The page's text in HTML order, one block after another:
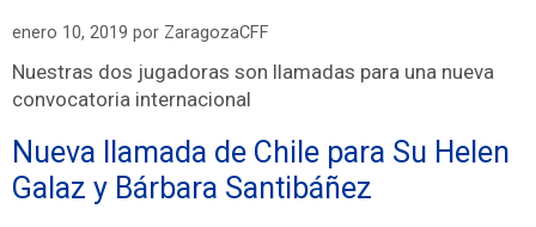
enero 10, 2019 por ZaragozaCFF
Nuestras dos jugadoras son llamadas para una nueva
convocatoria internacional
Nueva llamada de Chile para Su Helen
Galaz y Bárbara Santibáñez